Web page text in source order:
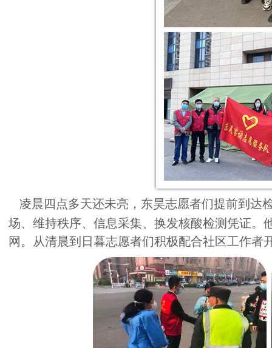
凌晨四点多天还未亮，东昊志愿者们提前到达
场、维持秩序、信息采集、换发核酸检测凭证。
网。从清晨到日暮志愿者们积极配合社区工作者